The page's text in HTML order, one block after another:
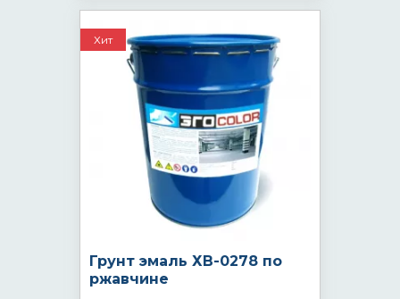
Хит
Грунт эмаль ХВ-0278 по
ржавчине